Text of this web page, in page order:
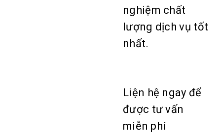
nghiệm chất
lượng dịch vụ tốt
nhất.
Liện hệ ngay để
được tư vấn
miễn phí